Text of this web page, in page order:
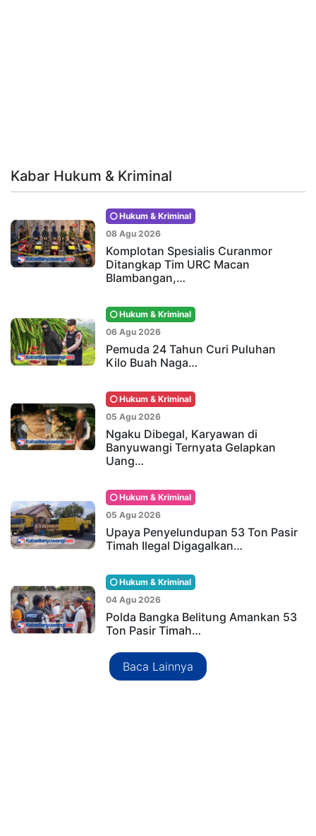
Kabar Hukum & Kriminal
Hukum & Kriminal
08 Agu 2026
Komplotan Spesialis Curanmor
Ditangkap Tim URC Macan
Blambangan,…
Hukum & Kriminal
06 Agu 2026
Pemuda 24 Tahun Curi Puluhan
Kilo Buah Naga…
Hukum & Kriminal
05 Agu 2026
Ngaku Dibegal, Karyawan di
Banyuwangi Ternyata Gelapkan
Uang…
Hukum & Kriminal
05 Agu 2026
Upaya Penyelundupan 53 Ton Pasir
Timah Ilegal Digagalkan…
Hukum & Kriminal
04 Agu 2026
Polda Bangka Belitung Amankan 53
Ton Pasir Timah…
Baca Lainnya